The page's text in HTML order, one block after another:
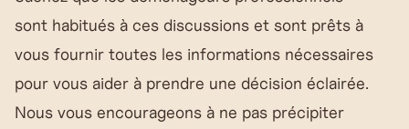
sont habitués à ces discussions et sont prêts à
vous fournir toutes les informations nécessaires
pour vous aider à prendre une décision éclairée.
Nous vous encourageons à ne pas précipiter